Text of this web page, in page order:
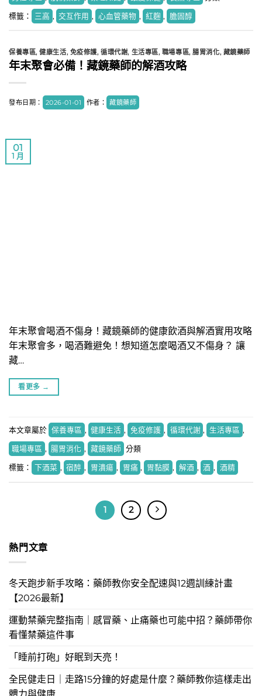
標籤： 三高 , 交互作用 , 心血管藥物 , 紅麴 , 膽固醇
保養專區,健康生活, 免疫修護,循環代謝, 生活專區, 職場專區,腸胃消化, 藏鏡藥師
年末聚會必備！藏鏡藥師的解酒攻略
發布日期： 2026-01-01 作者： 藏鏡藥師
01
1 月
​年末聚會喝酒不傷身！藏鏡藥師的健康飲酒與解酒實用攻略
年末聚會多，喝酒難避免！想知道怎麼喝酒又不傷身？ 讓
藏…
看更多 →
本文章屬於 保養專區 , 健康生活 , 免疫修護 , 循環代謝 , 生活專區 ,
職場專區 , 腸胃消化 , 藏鏡藥師 分類
標籤： 下酒菜 , 宿醉 , 胃潰瘍 , 胃痛 , 胃黏膜 , 解酒 , 酒 , 酒精
1 2
熱門文章
冬天跑步新手攻略：藥師教你安全配速與12週訓練計畫
【2026最新】
運動禁藥完整指南｜感冒藥、止痛藥也可能中招？藥師帶你
看懂禁藥這件事
「睡前打砲」好眠到天亮！
全民健走日｜走路15分鐘的好處是什麼？藥師教你這樣走出